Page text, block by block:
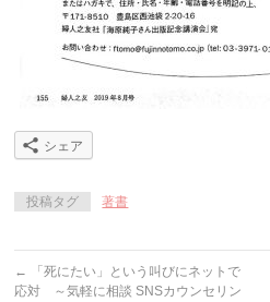
シェア
投稿タグ 著書
←
「死にたい」という叫びにネットで
応対 ～気軽に相談 SNSカウンセリン